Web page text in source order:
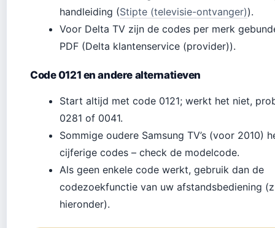
handleiding (Stipte (televisie-ontvanger)).
Voor Delta TV zijn de codes per merk
PDF (Delta klantenservice (provider)).
Code 0121 en andere alternatieven
Start altijd met code 0121; werkt het niet,
0281 of 0041.
Sommige oudere Samsung TV’s (voor 2010)
cijferige codes – check de modelcode.
Als geen enkele code werkt, gebruik dan de
codezoekfunctie van uw afstandsbediening
hieronder).